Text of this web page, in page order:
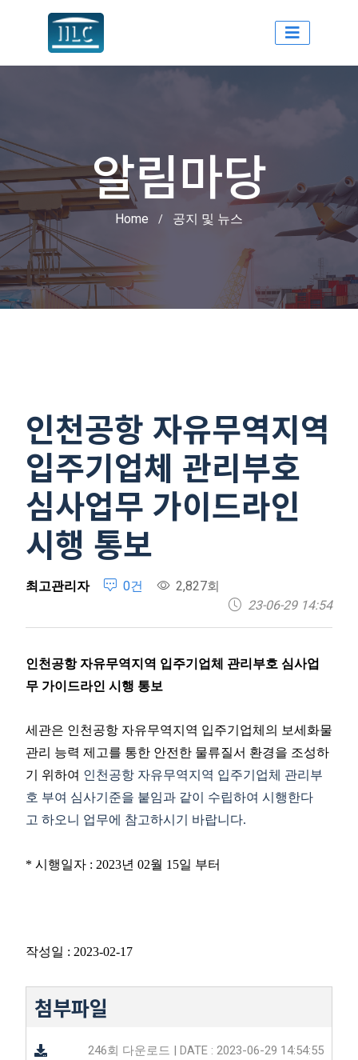
알림마당
Home / 공지 및 뉴스
인천공항 자유무역지역
입주기업체 관리부호
심사업무 가이드라인
시행 통보
최고관리자 0건
2,827회
23-06-29 14:54
인천공항 자유무역지역 입주기업체 관리부호 심사업
무 가이드라인 시행 통보
세관은 인천공항 자유무역지역 입주기업체의 보세화물
관리 능력 제고를 통한 안전한 물류질서 환경을 조성하
기 위하여 인천공항 자유무역지역 입주기업체 관리부
호 부여 심사기준을 붙임과 같이 수립하여 시행한다
고 하오니 업무에 참고하시기 바랍니다.
* 시행일자 : 2023년 02월 15일 부터
작성일 : 2023-02-17
첨부파일
246회 다운로드 | DATE : 2023-06-29 14:54:55